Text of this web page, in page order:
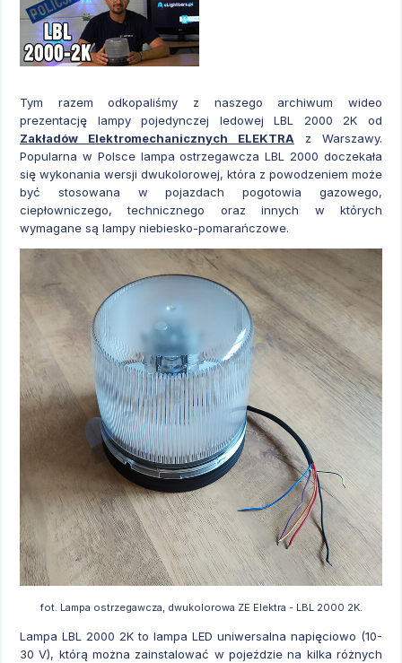
Tym razem odkopaliśmy z naszego archiwum wideo
prezentację lampy pojedynczej ledowej LBL 2000 2K od
Zakładów Elektromechanicznych ELEKTRA z Warszawy.
Popularna w Polsce lampa ostrzegawcza LBL 2000 doczekała
się wykonania wersji dwukolorowej, która z powodzeniem może
być stosowana w pojazdach pogotowia gazowego,
ciepłowniczego, technicznego oraz innych w których
wymagane są lampy niebiesko-pomarańczowe.
fot. Lampa ostrzegawcza, dwukolorowa ZE Elektra - LBL 2000 2K.
Lampa LBL 2000 2K to lampa LED uniwersalna napięciowo (10-
30 V), którą można zainstalować w pojeździe na kilka różnych